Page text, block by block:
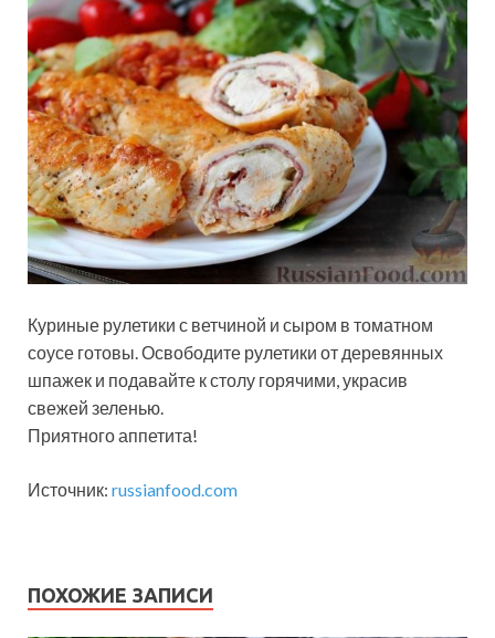
Куриные рулетики с ветчиной и сыром в томатном
соусе готовы. Освободите рулетики от деревянных
шпажек и подавайте к столу горячими, украсив
свежей зеленью.
Приятного аппетита!
Источник: russianfood.com
ПОХОЖИЕ ЗАПИСИ